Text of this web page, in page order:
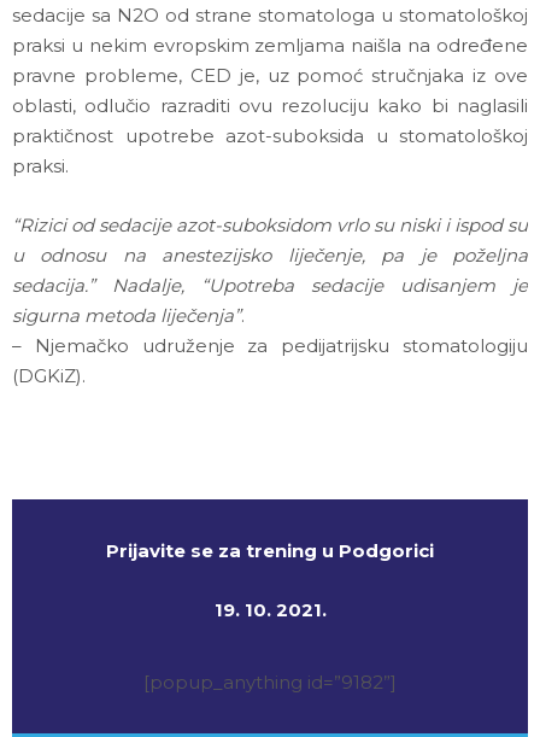
sedacije sa N2O od strane stomatologa u stomatološkoj
praksi u nekim evropskim zemljama naišla na određene
pravne probleme, CED je, uz pomoć stručnjaka iz ove
oblasti, odlučio razraditi ovu rezoluciju kako bi naglasili
praktičnost upotrebe azot-suboksida u stomatološkoj
praksi.
“Rizici od sedacije azot-suboksidom vrlo su niski i ispod su
u odnosu na anestezijsko liječenje, pa je poželjna
sedacija.” Nadalje, “Upotreba sedacije udisanjem je
sigurna metoda liječenja”.
– Njemačko udruženje za pedijatrijsku stomatologiju
(DGKiZ).
Prijavite se za trening u Podgorici
19. 10. 2021.
[popup_anything id=”9182”]